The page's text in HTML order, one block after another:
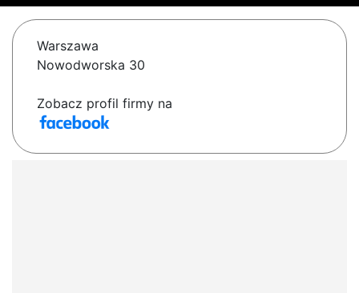
Warszawa
Nowodworska 30
Zobacz profil firmy na